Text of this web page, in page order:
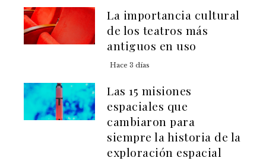
La importancia cultural
de los teatros más
antiguos en uso
Hace 3 días
Las 15 misiones
espaciales que
cambiaron para
siempre la historia de la
exploración espacial